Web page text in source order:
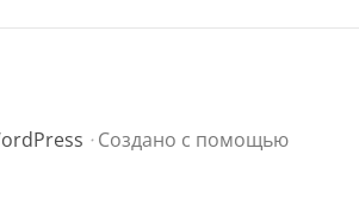
·Создано с помощью